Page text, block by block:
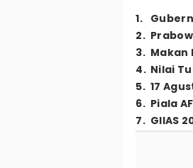
1.
2.
3. Makan
4. Nilai
5. 17
6. Piala
7. GIIAS